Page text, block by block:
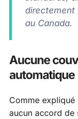
directement
au Canada.
Aucune
automatique
Comme expliqué
aucun accord de